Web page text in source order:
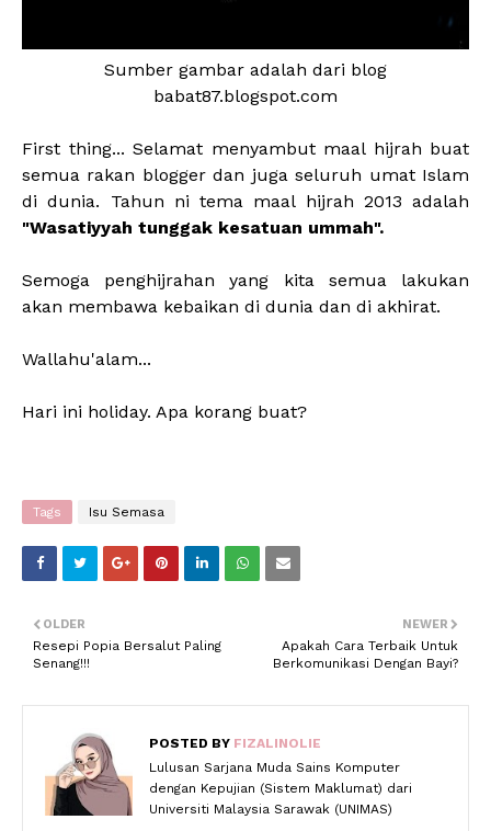
Sumber gambar adalah dari blog
babat87.blogspot.com
First thing... Selamat menyambut maal hijrah buat
semua rakan blogger dan juga seluruh umat Islam
di dunia. Tahun ni tema maal hijrah 2013 adalah
"Wasatiyyah tunggak kesatuan ummah".
Semoga penghijrahan yang kita semua lakukan
akan membawa kebaikan di dunia dan di akhirat.
Wallahu'alam...
Hari ini holiday. Apa korang buat?
Tags Isu Semasa
NEWER
Apakah Cara Terbaik Untuk
Berkomunikasi Dengan Bayi?
OLDER
Resepi Popia Bersalut Paling
Senang!!!
POSTED BY FIZALINOLIE
Lulusan Sarjana Muda Sains Komputer
dengan Kepujian (Sistem Maklumat) dari
Universiti Malaysia Sarawak (UNIMAS)